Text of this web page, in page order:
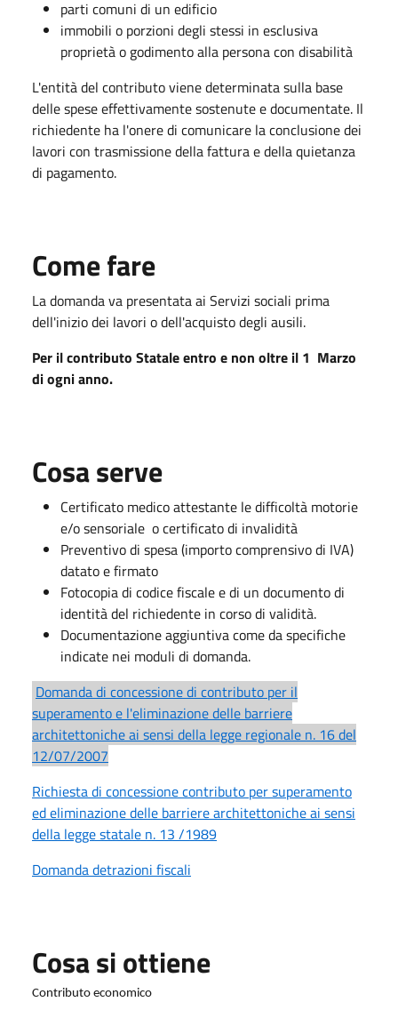
parti comuni di un edificio
immobili o porzioni degli stessi in esclusiva
proprietà o godimento alla persona con disabilità
L'entità del contributo viene determinata sulla base
delle spese effettivamente sostenute e documentate. Il
richiedente ha l'onere di comunicare la conclusione dei
lavori con trasmissione della fattura e della quietanza
di pagamento.
Come fare
La domanda va presentata ai Servizi sociali prima
dell'inizio dei lavori o dell'acquisto degli ausili.
Per il contributo Statale entro e non oltre il 1 Marzo
di ogni anno.
Cosa serve
Certificato medico attestante le difficoltà motorie
e/o sensoriale o certificato di invalidità
Preventivo di spesa (importo comprensivo di IVA)
datato e firmato
Fotocopia di codice fiscale e di un documento di
identità del richiedente in corso di validità.
Documentazione aggiuntiva come da specifiche
indicate nei moduli di domanda.
Domanda di concessione di contributo per il
superamento e l'eliminazione delle barriere
architettoniche ai sensi della legge regionale n. 16 del
12/07/2007
Richiesta di concessione contributo per superamento
ed eliminazione delle barriere architettoniche ai sensi
della legge statale n. 13 /1989
Domanda detrazioni fiscali
Cosa si ottiene
Contributo economico